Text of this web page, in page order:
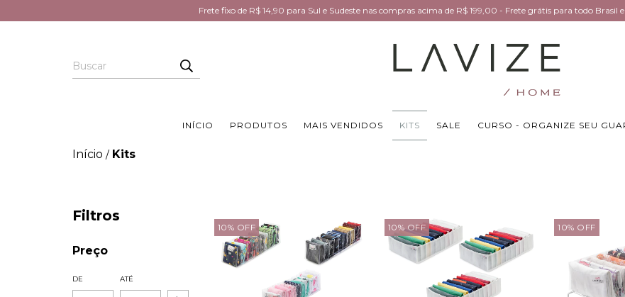
Frete fixo de R$ 14,90 para Sul e Sudeste nas compras acima de R$ 199,00 - Frete grátis para todo
INÍCIO PRODUTOS MAIS VENDIDOS KITS SALE CURSO - ORGANIZE SEU
Início / Kits
Filtros
Preço
DE ATÉ
10% OFF 10% OFF 10% OFF